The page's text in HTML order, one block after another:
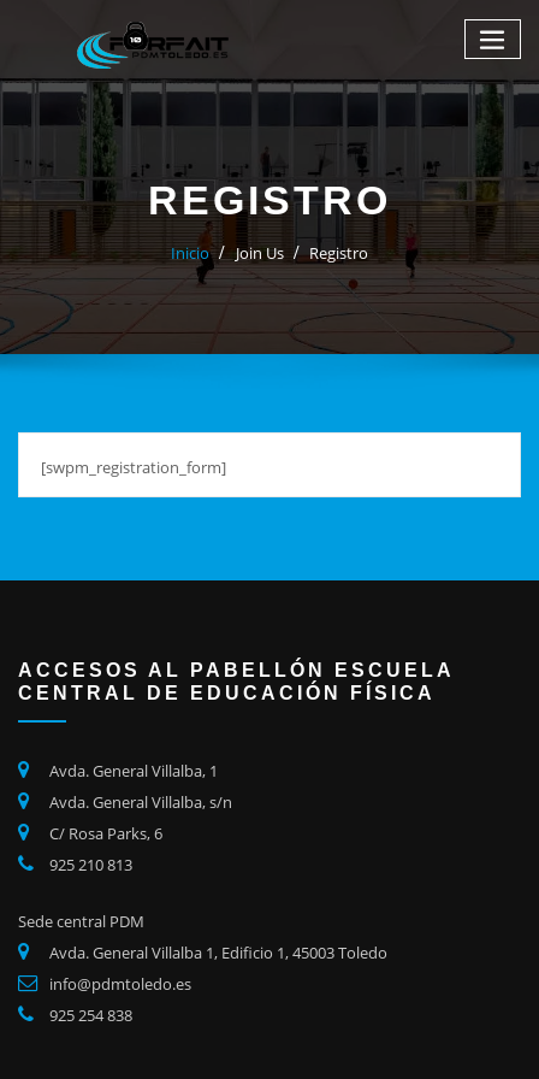
REGISTRO
Inicio Join Us Registro
[swpm_registration_form]
ACCESOS AL PABELLÓN ESCUELA
CENTRAL DE EDUCACIÓN FÍSICA
Avda. General Villalba, 1
Avda. General Villalba, s/n
C/ Rosa Parks, 6
925 210 813
Sede central PDM
Avda. General Villalba 1, Edificio 1, 45003 Toledo
info@pdmtoledo.es
925 254 838